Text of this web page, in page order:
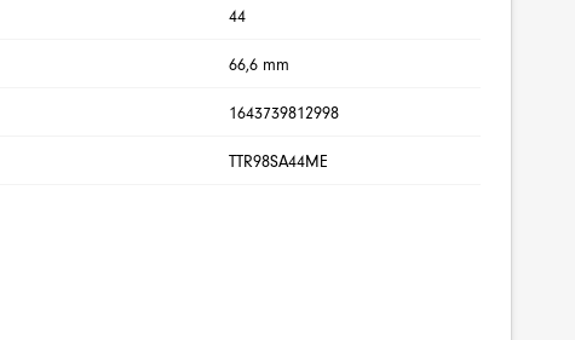
44
66,6 mm
1643739812998
TTR98SA44ME